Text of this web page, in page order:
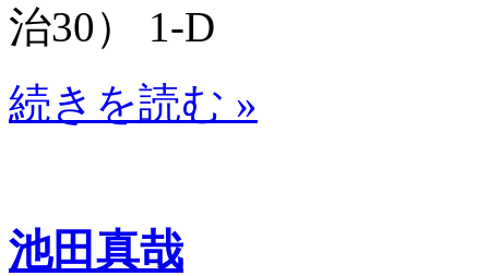
治30） 1-D
続きを読む »
池田真哉